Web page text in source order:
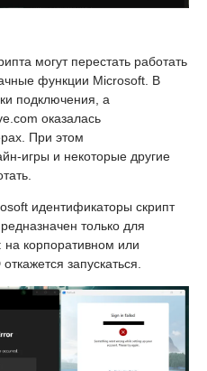
могут перестать работать
функции Microsoft. В
подключения, а
оказалась
При этом
игры и некоторые другие
идентификаторы скрипт
только для
корпоративном или
запускаться.